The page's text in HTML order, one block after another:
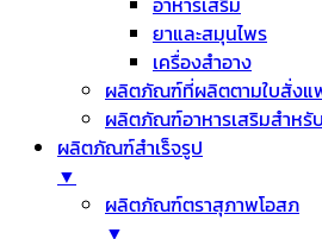
ยาและสมุนไพร
เครื่องสำอาง
ผลิตภัณฑ์ที่ผลิตตามใบสั่ง
ผลิตภัณฑ์อาหารเสริมสำหรั
ผลิตภัณฑ์สำเร็จรูป
▼
ผลิตภัณฑ์ตราสุภาพโอสภ
▼